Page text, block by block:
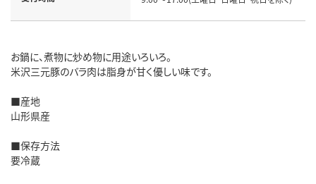
お鍋に、煮物に炒め物に用途いろいろ。
米沢三元豚のバラ肉は脂身が甘く優しい味です。
■産地
山形県産
■保存方法
要冷蔵